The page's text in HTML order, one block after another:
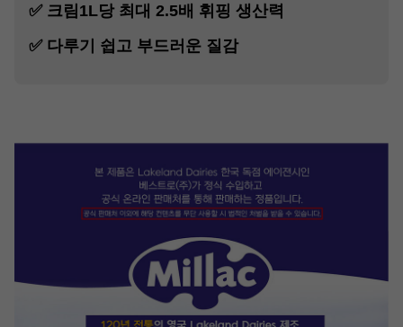
✅ 크림1L당 최대 2.5배 휘핑 생산력
✅ 다루기 쉽고 부드러운 질감